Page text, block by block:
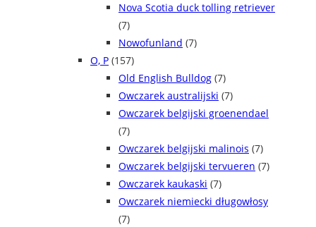
Nova Scotia duck tolling retriever
(7)
Nowofunland (7)
O, P (157)
Old English Bulldog (7)
Owczarek australijski (7)
Owczarek belgijski groenendael
(7)
Owczarek belgijski malinois (7)
Owczarek belgijski tervueren (7)
Owczarek kaukaski (7)
Owczarek niemiecki długowłosy
(7)